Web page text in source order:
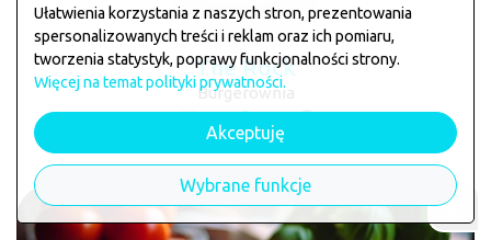
The Rock
Burgerownia
informacji
telefon
Ułatwienia korzystania z naszych stron, prezentowania
spersonalizowanych treści i reklam oraz ich pomiaru,
tworzenia statystyk, poprawy funkcjonalności strony.
Więcej na temat polityki prywatności.
Akceptuję
Wybrane funkcje